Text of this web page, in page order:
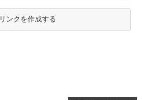
リンクを作成する